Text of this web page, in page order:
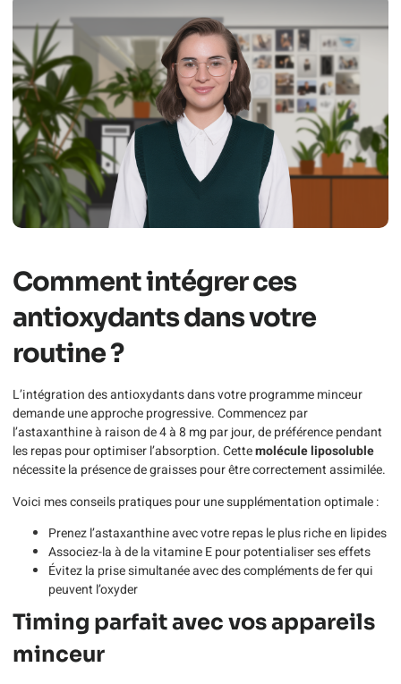
Comment intégrer ces
antioxydants dans votre
routine ?
L’intégration des antioxydants dans votre programme minceur
demande une approche progressive. Commencez par
l’astaxanthine à raison de 4 à 8 mg par jour, de préférence pendant
les repas pour optimiser l’absorption. Cettemolécule liposoluble
nécessite la présence de graisses pour être correctement assimilée.
Voici mes conseils pratiques pour une supplémentation optimale :
Prenez l’astaxanthine avec votre repas le plus riche en lipides
Associez-la à de la vitamine E pour potentialiser ses effets
Évitez la prise simultanée avec des compléments de fer qui
peuvent l’oxyder
Timing parfait avec vos appareils
minceur